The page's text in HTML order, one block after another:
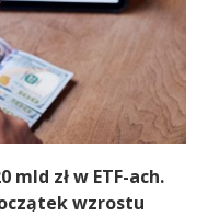
mld zł w ETF-ach.
wzrostu